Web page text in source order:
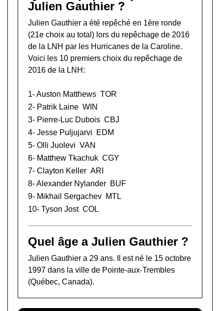
Julien Gauthier ?
Julien Gauthier a été repêché en 1ère ronde
(21e choix au total) lors du repêchage de 2016
de la LNH par les Hurricanes de la Caroline.
Voici les 10 premiers choix du repêchage de
2016 de la LNH:
1-Auston Matthews TOR
2- Patrik Laine WIN
3- Pierre-Luc Dubois CBJ
4- Jesse Puljujarvi
EDM
5- Olli Juolevi VAN
6- Matthew Tkachuk CGY
7- Clayton Keller ARI
8-Alexander Nylander BUF
9- Mikhail Sergachev MTL
10- Tyson Jost COL
Quel âge a Julien Gauthier ?
Julien Gauthier a 29 ans. Il est né le 15 octobre
1997 dans la ville de Pointe-aux-Trembles
(Québec, Canada).